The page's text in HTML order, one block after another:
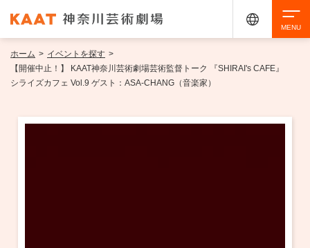
ホーム > イベントを探す >
【開催中止！】 KAAT神奈川芸術劇場芸術監督トーク 『SHIRAI's CAFE』
シライズカフェ Vol.9 ゲスト：ASA-CHANG（音楽家）